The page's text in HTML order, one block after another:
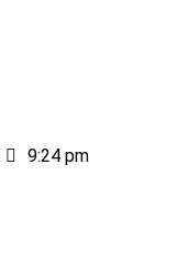
9:24 pm